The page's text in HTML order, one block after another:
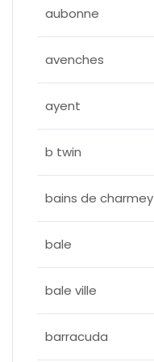
aubonne
avenches
ayent
b twin
bains de charmey
bale
bale ville
barracuda